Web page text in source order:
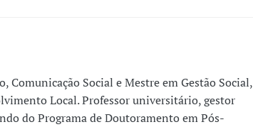
Comunicação Social e Mestre em Gestão Social,
Local. Professor universitário, gestor
do Programa de Doutoramento em Pós-